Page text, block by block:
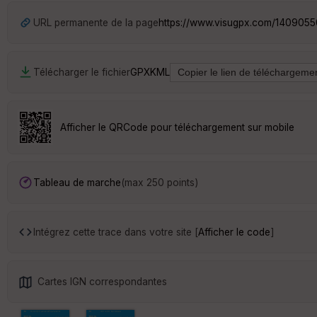
URL permanente de la pagehttps://www.visugpx.com/
Télécharger le fichierGPXKML
Afficher le QRCode pour téléchargement sur mobile
Tableau de marche(max 250 points)
Intégrez cette trace dans votre site [Afficher le code]
Cartes IGN correspondantes